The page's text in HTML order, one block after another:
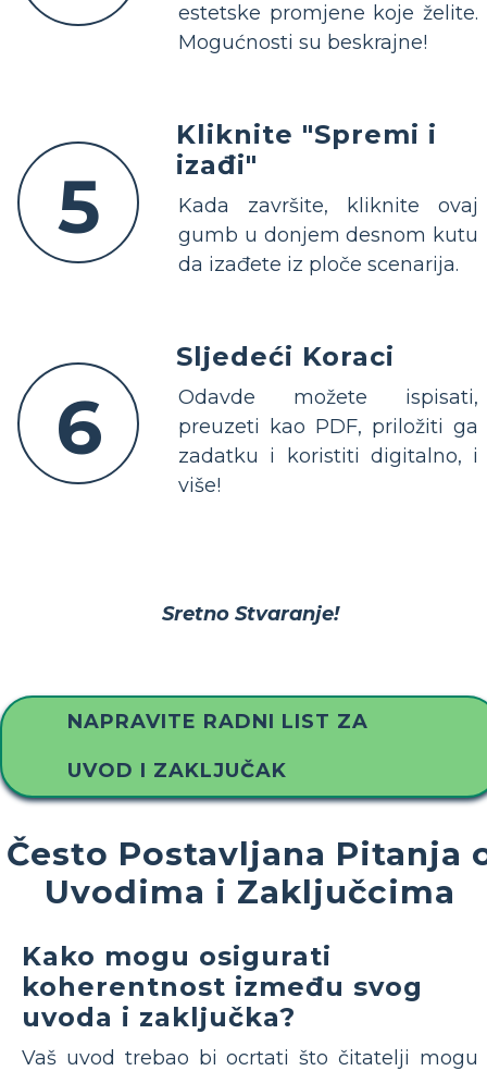
estetske promjene koje želite.
Mogućnosti su beskrajne!
5
Kliknite "Spremi i
izađi"
Kada završite, kliknite ovaj
gumb u donjem desnom kutu
da izađete iz ploče scenarija.
6
Sljedeći Koraci
Odavde možete ispisati,
preuzeti kao PDF, priložiti ga
zadatku i koristiti digitalno, i
više!
Sretno Stvaranje!
NAPRAVITE RADNI LIST ZA
UVOD I ZAKLJUČAK
Često Postavljana Pitanja
Uvodima i Zaključcima
Kako mogu osigurati
koherentnost između svog
uvoda i zaključka?
Vaš uvod trebao bi ocrtati što čitatelji mogu